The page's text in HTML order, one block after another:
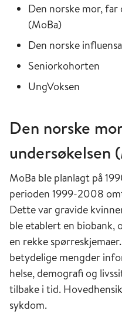
Den norske mor, far
(MoBa)
Den norske
Seniorkohorten
UngVoksen
Den norske
undersøkelsen
MoBa ble planlagt på
perioden 1999-2008
Dette var gravide
ble etablert en biobank,
en rekke
betydelige mengder
helse, demografi og
tilbake i tid.
sykdom.